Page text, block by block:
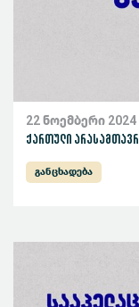
22 ნოემბერი 2024
ქართული
განცხადება